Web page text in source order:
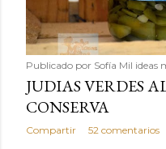
Publicado por Sofía Mil ideas
JUDIAS VERDES
CONSERVA
Compartir 52 comentarios